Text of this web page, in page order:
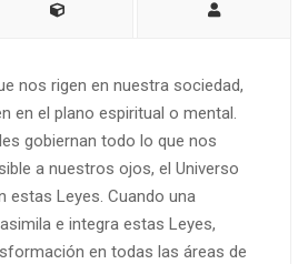
nos rigen en nuestra sociedad,
en el plano espiritual o mental.
gobiernan todo lo que nos
a nuestros ojos, el Universo
estas Leyes. Cuando una
e integra estas Leyes,
en todas las áreas de